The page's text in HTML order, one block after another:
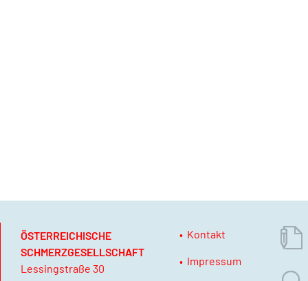
ÖSTERREICHISCHE
SCHMERZGESELLSCHAFT
Lessingstraße 30
Kontakt
Impressum